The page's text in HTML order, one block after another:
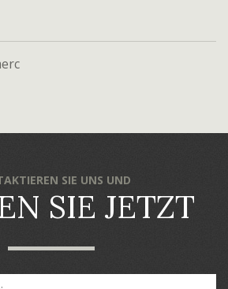
SIE UNS UND
SIE JETZT